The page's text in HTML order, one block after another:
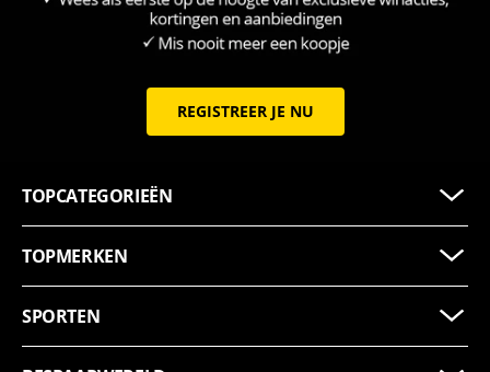
REGISTREER JE NU
TOPCATEGORIEËN
TOPMERKEN
SPORTEN